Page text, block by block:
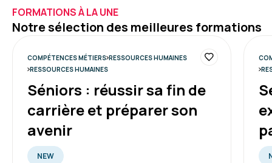
FORMATIONS À LA UNE
Notre sélection des meilleures formations
COMPÉTENCES MÉTIERS RESSOURCES HUMAINES
RESSOURCES HUMAINES
Séniors : réussir sa fin de
carrière et préparer son
avenir
NEW